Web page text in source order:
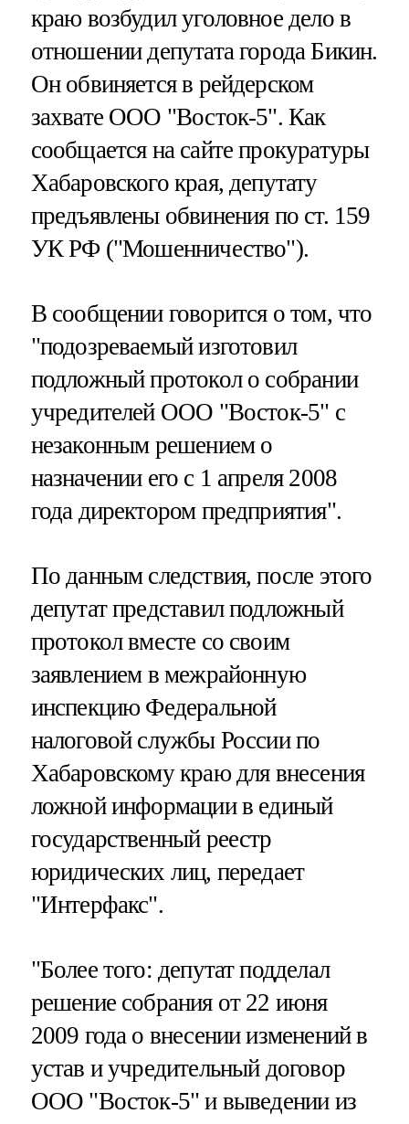
краю возбудил уголовное дело в
отношении депутата города Бикин.
Он обвиняется в рейдерском
захвате ООО "Восток-5". Как
сообщается на сайте прокуратуры
Хабаровского края, депутату
предъявлены обвинения по ст. 159
УК РФ ("Мошенничество").
В сообщении говорится о том, что
"подозреваемый изготовил
подложный протокол о собрании
учредителей ООО "Восток-5" с
незаконным решением о
назначении его с 1 апреля 2008
года директором предприятия".
По данным следствия, после этого
депутат представил подложный
протокол вместе со своим
заявлением в межрайонную
инспекцию Федеральной
налоговой службы России по
Хабаровскому краю для внесения
ложной информации в единый
государственный реестр
юридических лиц, передает
"Интерфакс".
"Более того: депутат подделал
решение собрания от 22 июня
2009 года о внесении изменений в
устав и учредительный договор
ООО "Восток-5" и выведении из